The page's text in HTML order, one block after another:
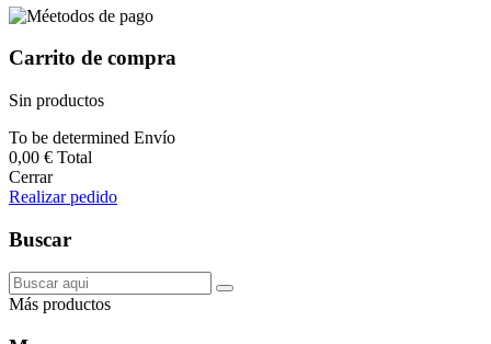
Carrito de compra
Sin productos
To be determined Envío
0,00 € Total
Cerrar
Realizar pedido
Buscar
Más productos